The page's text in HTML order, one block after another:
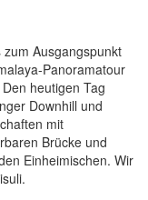
Ausgangspunkt
Panoramatour
heutigen Tag
Downhill und
mit
Brücke und
Einheimischen. Wir